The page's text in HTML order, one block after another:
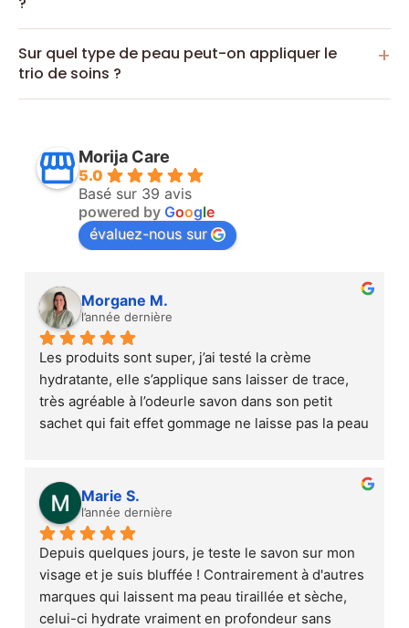
Sur quel type de peau peut-on appliquer le
trio de soins ?
Morija Care
5.0
Basé sur 39 avis
powered by Google
évaluez-nous sur
Morgane M.
l’année dernière
Les produits sont super, j’ai testé la crème
hydratante, elle s’applique sans laisser de trace,
très agréable à l’odeurle savon dans son petit
sachet qui fait effet gommage ne laisse pas la peau
Marie S.
l’année dernière
Depuis quelques jours, je teste le savon sur mon
visage et je suis bluffée ! Contrairement à d'autres
marques qui laissent ma peau tiraillée et sèche,
celui-ci hydrate vraiment en profondeur sans